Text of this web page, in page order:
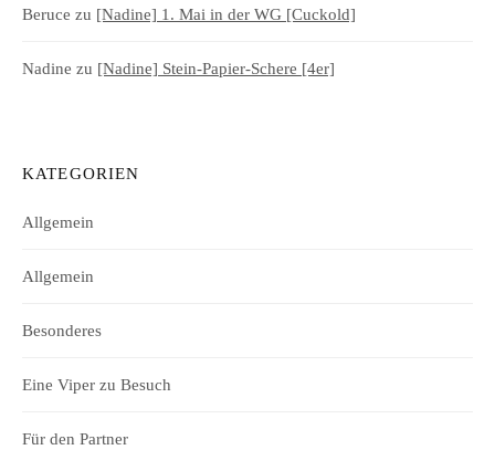
Beruce zu [Nadine] 1. Mai in der WG [Cuckold]
Nadine zu [Nadine] Stein-Papier-Schere [4er]
KATEGORIEN
Allgemein
Allgemein
Besonderes
Eine Viper zu Besuch
Für den Partner